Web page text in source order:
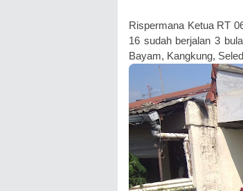
Rispermana Ketua RT
16 sudah berjalan 3
Bayam, Kangkung,